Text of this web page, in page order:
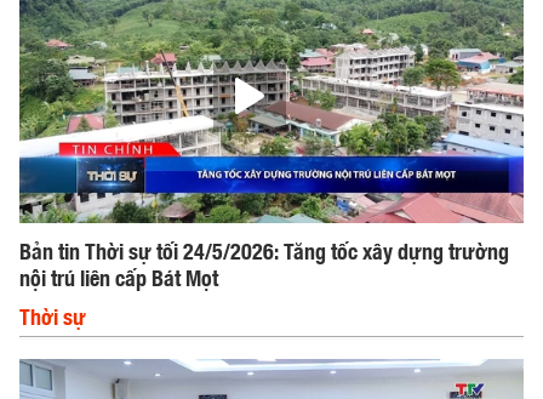
Bản tin Thời sự tối 24/5/2026: Tăng tốc xây dựng trường
nội trú liên cấp Bát Mọt
Thời sự